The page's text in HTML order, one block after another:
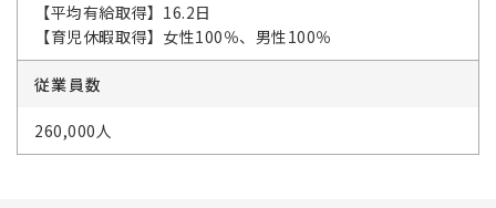
【平均有給取得】16.2日
【育児休暇取得】女性100％、男性100％
従業員数
260,000人